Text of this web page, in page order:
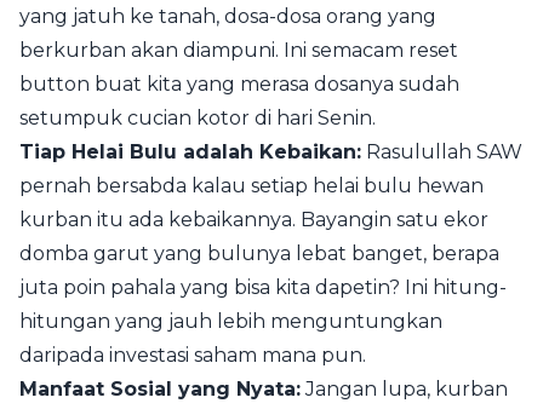
yang jatuh ke tanah, dosa-dosa orang yang
berkurban akan diampuni. Ini semacam reset
button buat kita yang merasa dosanya sudah
setumpuk cucian kotor di hari Senin.
Tiap Helai Bulu adalah Kebaikan: Rasulullah SAW
pernah bersabda kalau setiap helai bulu hewan
kurban itu ada kebaikannya. Bayangin satu ekor
domba garut yang bulunya lebat banget, berapa
juta poin pahala yang bisa kita dapetin? Ini hitung-
hitungan yang jauh lebih menguntungkan
daripada investasi saham mana pun.
Manfaat Sosial yang Nyata:Jangan lupa, kurban